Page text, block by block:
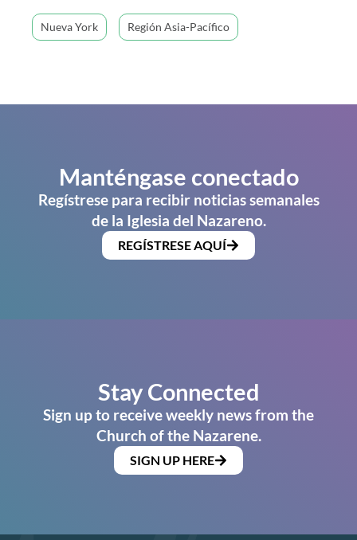
Nueva York Región Asia-Pacífico
Manténgase conectado
Regístrese para recibir noticias semanales
de la Iglesia del Nazareno.
REGÍSTRESE AQUÍ
Stay Connected
Sign up to receive weekly news from the
Church of the Nazarene.
SIGN UP HERE